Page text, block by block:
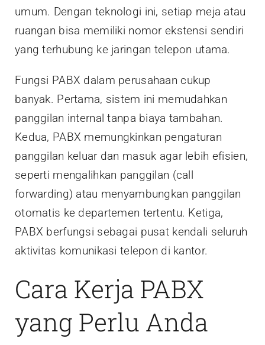
umum. Dengan teknologi ini, setiap meja atau
ruangan bisa memiliki nomor ekstensi sendiri
yang terhubung ke jaringan telepon utama.
Fungsi PABX dalam perusahaan cukup
banyak. Pertama, sistem ini memudahkan
panggilan internal tanpa biaya tambahan.
Kedua, PABX memungkinkan pengaturan
panggilan keluar dan masuk agar lebih efisien,
seperti mengalihkan panggilan (call
forwarding) atau menyambungkan panggilan
otomatis ke departemen tertentu. Ketiga,
PABX berfungsi sebagai pusat kendali seluruh
aktivitas komunikasi telepon di kantor.
Cara Kerja PABX
yang Perlu Anda